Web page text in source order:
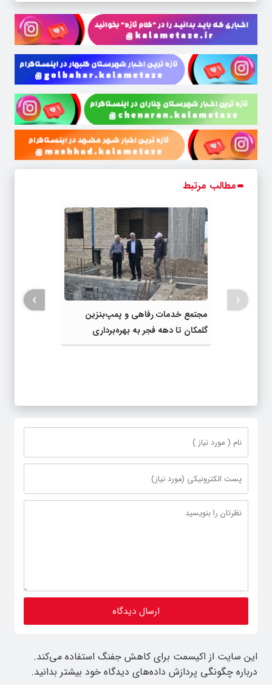
مطالب مرتبط
مجتمع خدمات رفاهی و پمپ‌بنزین
گلمکان تا دهه فجر به بهره‌برداری
می‌رسد
‹
›
این سایت از اکیسمت برای کاهش جفنگ استفاده می‌کند.
درباره چگونگی پردازش داده‌های دیدگاه خود بیشتر بدانید.